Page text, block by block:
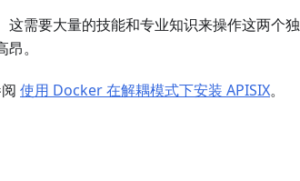
需要大量的技能和专业知识来操作这两个独
。
使用 Docker 在解耦模式下安装 APISIX。